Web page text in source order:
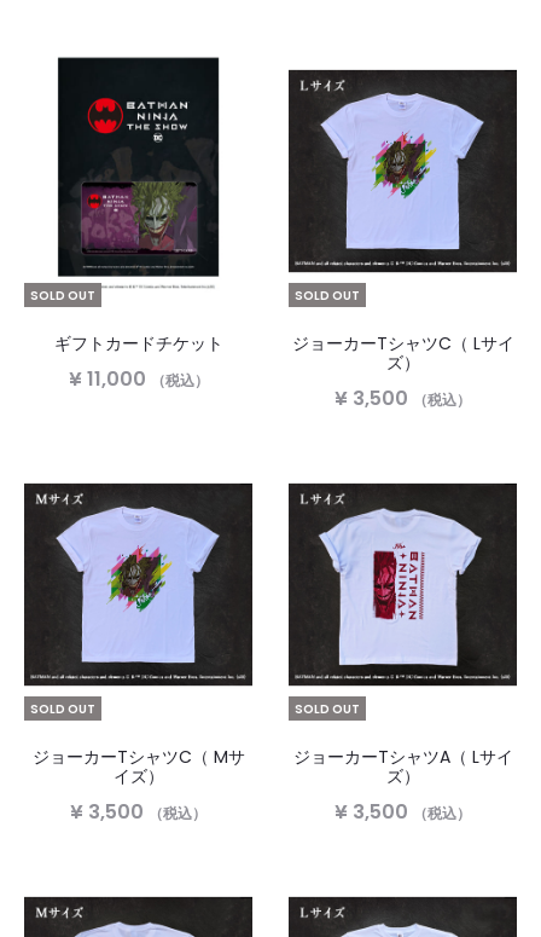
SOLD OUT
ギフトカードチケット
¥11,000 （税込）
SOLD OUT
ジョーカーTシャツC（ Lサイ
ズ）
¥ 3,500 （税込）
SOLD OUT
ジョーカーTシャツC（ Mサ
イズ）
¥ 3,500 （税込）
SOLD OUT
ジョーカーTシャツA（ Lサイ
ズ）
¥ 3,500 （税込）